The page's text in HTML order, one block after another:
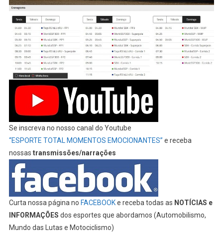
Se inscreva no nosso canal do Youtube
“ESPORTE TOTAL MOMENTOS EMOCIONANTES” e receba
nossas transmissões/narrações
Curta nossa página no FACEBOOKe receba todas as NOTÍCIAS e
INFORMAÇÕES dos esportes que abordamos (Automobilismo,
Mundo das Lutas e Motociclismo)